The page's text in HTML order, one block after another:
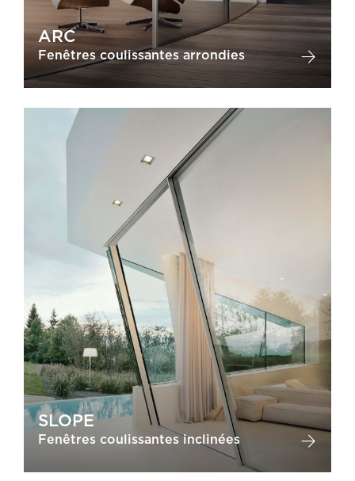
ARC
Fenêtres coulissantes arrondies
SLOPE
Fenêtres coulissantes inclinées